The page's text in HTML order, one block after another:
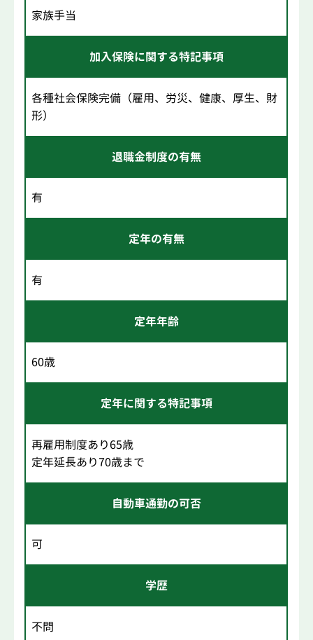
家族手当
加入保険に関する特記事項
各種社会保険完備（雇用、労災、健康、厚生、財
形）
退職金制度の有無
有
定年の有無
有
定年年齢
60歳
定年に関する特記事項
再雇用制度あり65歳
定年延長あり70歳まで
自動車通勤の可否
可
学歴
不問